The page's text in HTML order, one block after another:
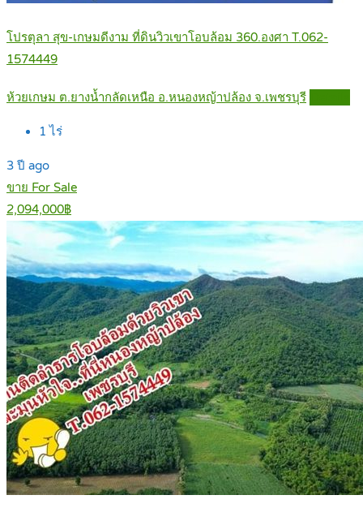
โปรตุลา สุข-เกษมดีงาม ที่ดินวิวเขาโอบล้อม 360.องศา T.062-
1574449
ห้วยเกษม ต.ยางน้ำกลัดเหนือ อ.หนองหญ้าปล้อง จ.เพชรบุรี
1 ไร่
3 ปี ago
ขาย For Sale
2,094,000฿